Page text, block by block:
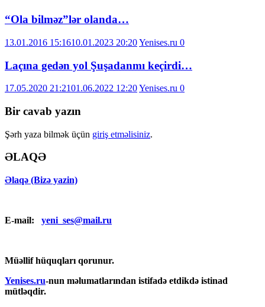
“Ola bilməz”lər olanda…
13.01.2016 15:1610.01.2023 20:20Yenises.ru 0
Laçına gedən yol Şuşadanmı keçirdi…
17.05.2020 21:2101.06.2022 12:20Yenises.ru 0
Bir cavab yazın
Şərh yaza bilmək üçün giriş etməlisiniz.
ƏLAQƏ
Əlaqə (Bizə yazin)
E-mail: yeni_ses@mail.ru
Müəllif hüquqları qorunur.
Yenises.ru-nun məlumatlarından istifadə etdikdə istinad
mütləqdir.